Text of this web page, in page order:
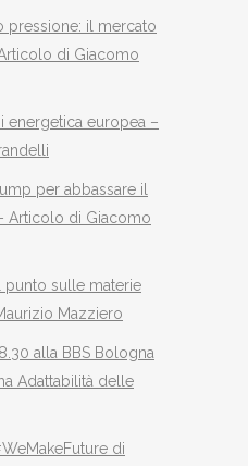
pressione: il mercato
di Giacomo
energetica europea –
per abbassare il
Articolo di Giacomo
punto sulle materie
Mazziero
alla BBS Bologna
Adattabilità delle
di